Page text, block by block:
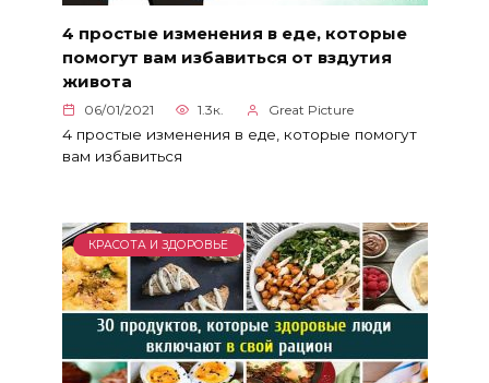
4 простые изменения в еде, которые
помогут вам избавиться от вздутия
живота
06/01/2021 1.3к. Great Picture
4 простые изменения в еде, которые помогут
вам избавиться
КРАСОТА И ЗДОРОВЬЕ